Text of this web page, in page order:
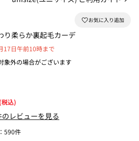
柔らか裏起毛カーデ
17日午前10時まで
象外の場合がございます
(税込)
のレビューを見る
590件